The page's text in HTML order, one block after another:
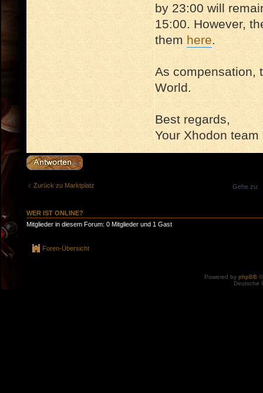
by 23:00 will
15:00. However,
them here.
As compensation,
World.
Best regards,
Your Xhodon team
Antwort erstellen
Zurück zu Marktplatz Gehe zu:
WER IST ONLINE?
Mitglieder in diesem Forum: 0 Mitglieder und 1 Gast
Foren-Übersicht
Powered by phpBB
Deutsche